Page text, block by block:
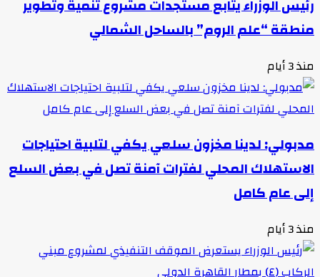
رئيس الوزراء يتابع مستجدات مشروع تنمية وتطوير
منطقة “علم الروم” بالساحل الشمالي
منذ 3 أيام
مدبولي: لدينا مخزون سلعي يكفي لتلبية احتياجات
الاستهلاك المحلي لفترات آمنة تصل في بعض السلع
إلى عام كامل
منذ 3 أيام